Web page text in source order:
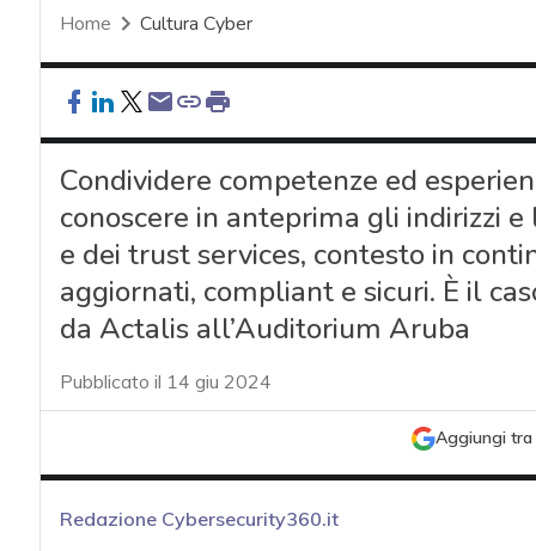
Home Cultura Cyber
Condividere competenze ed
conoscere in anteprima gli indirizzi
e dei trust services, contesto in
aggiornati, compliant e sicuri. È il
da Actalis all’Auditorium Aruba
Pubblicato il 14 giu 2024
Aggiungi tra
Redazione Cybersecurity360.it